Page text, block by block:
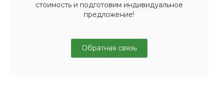
стоимость и подготовим индивидуальное
предложение!
Обратная связь